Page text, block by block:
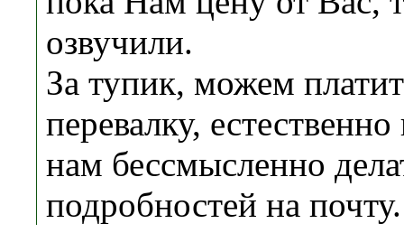
озвучили.
За тупик, можем
перевалку,
нам бессмысленно
подробностей на почту.